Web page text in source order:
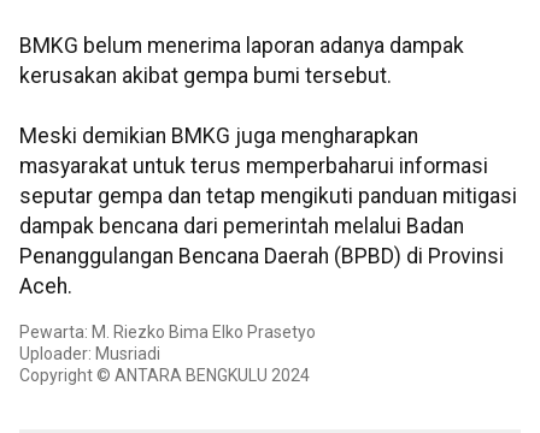
BMKG belum menerima laporan adanya dampak
kerusakan akibat gempa bumi tersebut.
Meski demikian BMKG juga mengharapkan
masyarakat untuk terus memperbaharui informasi
seputar gempa dan tetap mengikuti panduan mitigasi
dampak bencana dari pemerintah melalui Badan
Penanggulangan Bencana Daerah (BPBD) di Provinsi
Aceh.
Pewarta: M. Riezko Bima Elko Prasetyo
Uploader: Musriadi
Copyright © ANTARA BENGKULU 2024